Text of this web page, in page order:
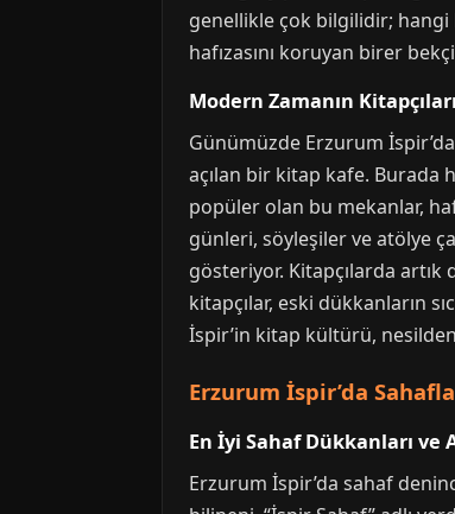
genellikle çok bilgilidir; hangi
hafızasını koruyan birer
Modern Zamanın
Günümüzde Erzurum
açılan bir kitap kafe. Burada
popüler olan bu mekanlar,
günleri, söyleşiler ve atölye
gösteriyor. Kitapçılarda
kitapçılar, eski dükkanların
İspir’in kitap kültürü,
Erzurum İspir’da
En İyi Sahaf Dükkanları ve
Erzurum İspir’da sahaf